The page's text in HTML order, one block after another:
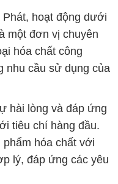
hoạt động dưới
một đơn vị chuyên
hóa chất công
nhu cầu sử dụng của
hài lòng và đáp ứng
tiêu chí hàng đầu.
hóa chất với
lý, đáp ứng các yêu